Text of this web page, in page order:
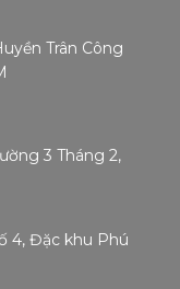
Trân Công
3 Tháng 2,
4, Đặc khu Phú